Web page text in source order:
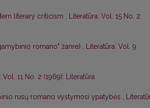
literary criticism , Literatūra: Vol. 15 No. 2
romano" žanre) , Literatūra: Vol. 9
Vol. 11 No. 2 (1969): Literatūra
rusų romano vystymosi ypatybės ,